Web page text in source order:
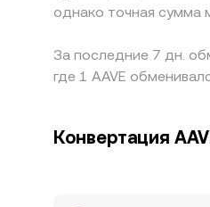
однако точная сумма
За последние 7 дн.
где 1 AAVE
Конвертация